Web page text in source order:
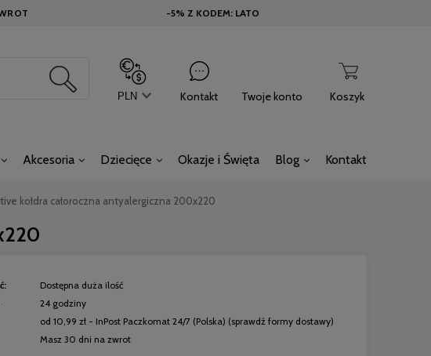
-5% Z KODEM: LATO
Koszyk
Kontakt Twoje konto
Akcesoria Dziecięce Okazje i Święta Blog Kontakt
kołdra całoroczna antyalergiczna 200x220
Dostępna duża ilość
24 godziny
od 10,99 zł - InPost Paczkomat 24/7 (Polska) (sprawdź formy dostawy)
Masz 30 dni na zwrot